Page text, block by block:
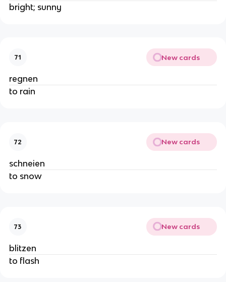
bright; sunny
71 New cards
regnen
to rain
72 New cards
schneien
to snow
73 New cards
blitzen
to flash